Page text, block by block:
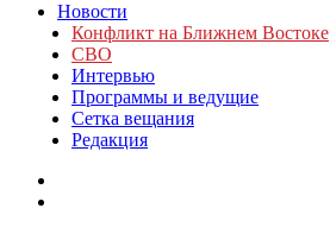
Новости
Конфликт на Ближнем Востоке
СВО
Интервью
Программы и ведущие
Сетка вещания
Редакция